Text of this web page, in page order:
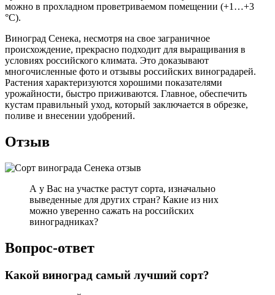
можно в прохладном проветриваемом помещении (+1…+3
°С).
Виноград Сенека, несмотря на свое заграничное
происхождение, прекрасно подходит для выращивания в
условиях российского климата. Это доказывают
многочисленные фото и отзывы российских виноградарей.
Растения характеризуются хорошими показателями
урожайности, быстро приживаются. Главное, обеспечить
кустам правильный уход, который заключается в обрезке,
поливе и внесении удобрений.
Отзыв
А у Вас на участке растут сорта, изначально
выведенные для других стран? Какие из них
можно уверенно сажать на российских
виноградниках?
Вопрос-ответ
Какой виноград самый лучший сорт?